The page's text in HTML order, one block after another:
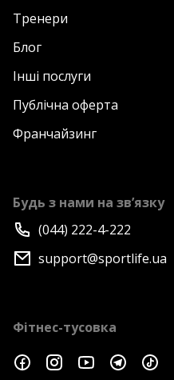
Тренери
Блог
Інші послуги
Публічна оферта
Франчайзинг
Будь з нами на зв’язку
(044) 222-4-222
support@sportlife.ua
Фітнес-тусовка